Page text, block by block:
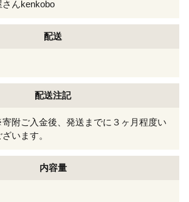
んkenkobo
配送
配送注記
附ご入金後、発送までに３ヶ月程度い
います。
内容量